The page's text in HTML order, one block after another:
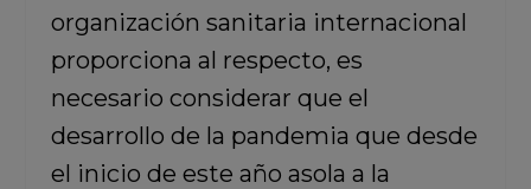
organización sanitaria internacional
proporciona al respecto, es
necesario considerar que el
desarrollo de la pandemia que desde
el inicio de este año asola a la